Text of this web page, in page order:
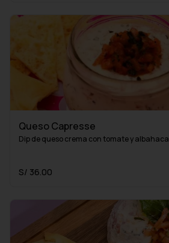
Queso Capresse
Dip de queso crema con tomate y albahaca
S/ 36.00